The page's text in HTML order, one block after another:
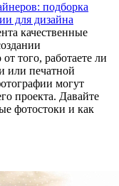
подборка
для дизайна
качественные
того, работаете ли
или печатной
могут
проекта. Давайте
фотостоки и как